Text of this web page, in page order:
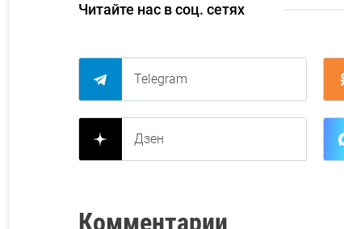
Читайте нас в соц. сетях
Telegram
Дзен
Комментарии